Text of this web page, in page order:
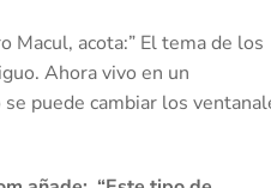
acota:” El tema de los
Ahora vivo en un
puede cambiar los